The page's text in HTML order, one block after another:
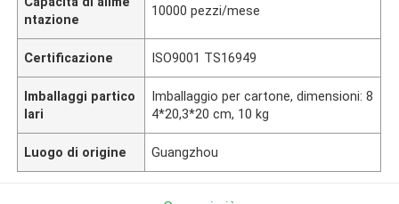
ntazione
10000 pezzi/mese
Certificazione ISO9001 TS16949
Imballaggi partico
lari
Imballaggio per cartone, dimensioni: 8
4*20,3*20 cm, 10 kg
Luogo di origine Guangzhou